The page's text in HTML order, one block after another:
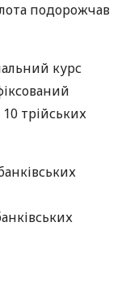
подорожчав
курс
10 трiйських